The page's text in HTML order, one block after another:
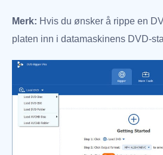
Merk: Hvis du ønsker å rippe en
platen inn i datamaskinens DVD-